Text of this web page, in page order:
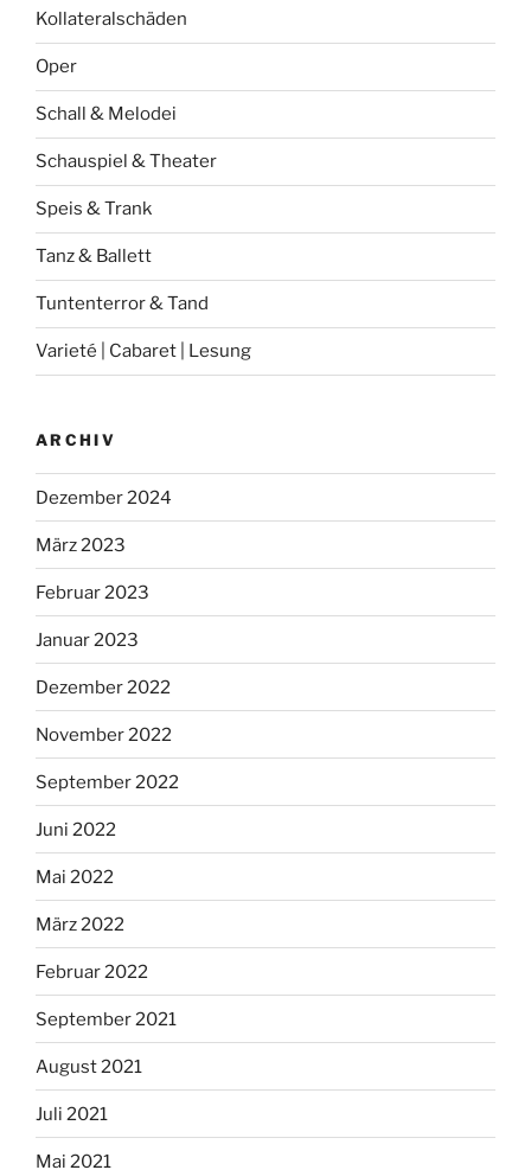
Kollateralschäden
Oper
Schall & Melodei
Schauspiel & Theater
Speis & Trank
Tanz & Ballett
Tuntenterror & Tand
Varieté | Cabaret | Lesung
ARCHIV
Dezember 2024
März 2023
Februar 2023
Januar 2023
Dezember 2022
November 2022
September 2022
Juni 2022
Mai 2022
März 2022
Februar 2022
September 2021
August 2021
Juli 2021
Mai 2021